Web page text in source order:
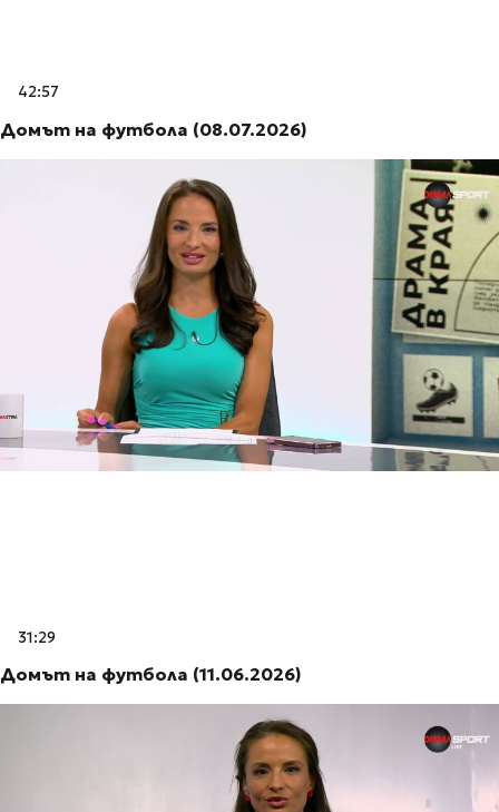
42:57
Домът на футбола (08.07.2026)
31:29
Домът на футбола (11.06.2026)